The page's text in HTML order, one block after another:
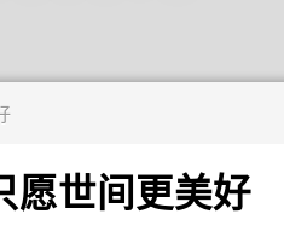
愿世间更美好